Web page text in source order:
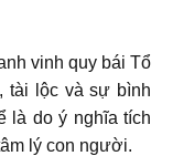
vinh quy bái Tổ
tài lộc và sự bình
là do ý nghĩa tích
lý con người.